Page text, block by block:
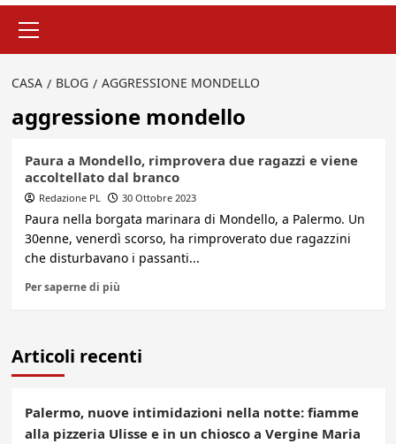
principale
CASA BLOG AGGRESSIONE MONDELLO
aggressione mondello
Paura a Mondello, rimprovera due ragazzi e viene
accoltellato dal branco
Redazione PL 30 Ottobre 2023
Paura nella borgata marinara di Mondello, a Palermo. Un
30enne, venerdì scorso, ha rimproverato due ragazzini
che disturbavano i passanti...
Per saperne di più
Articoli recenti
Palermo, nuove intimidazioni nella notte: fiamme
alla pizzeria Ulisse e in un chiosco a Vergine Maria